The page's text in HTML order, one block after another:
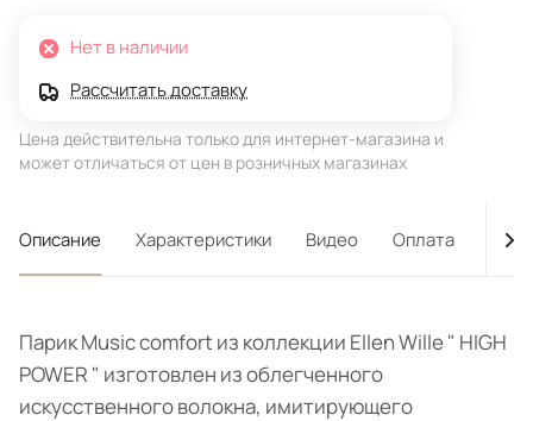
Нет в наличии
Рассчитать доставку
Цена действительна только для интернет-магазина и
может отличаться от цен в розничных магазинах
Описание Характеристики Видео Оплата
Парик Music comfort из коллекции Ellen Wille " HIGH
POWER " изготовлен из облегченного
искусственного волокна, имитирующего